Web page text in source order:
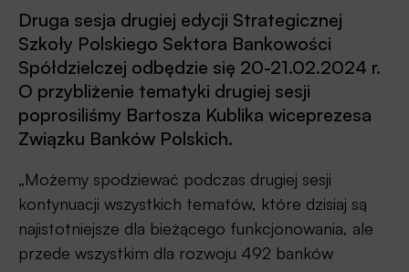
Druga sesja drugiej edycji Strategicznej
Szkoły Polskiego Sektora Bankowości
Spółdzielczej odbędzie się 20-21.02.2024 r.
O przybliżenie tematyki drugiej sesji
poprosiliśmy Bartosza Kublika wiceprezesa
Związku Banków Polskich.
„Możemy spodziewać podczas drugiej sesji
kontynuacji wszystkich tematów, które dzisiaj są
najistotniejsze dla bieżącego funkcjonowania, ale
przede wszystkim dla rozwoju 492 banków